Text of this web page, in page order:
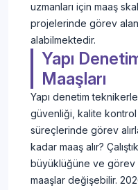
uzmanları için maaş
projelerinde görev
alabilmektedir.
Yapı
Maaşları
Yapı denetim
güvenliği, kalite
süreçlerinde görev
kadar maaş alır?
büyüklüğüne ve görev
maaşlar değişebilir.